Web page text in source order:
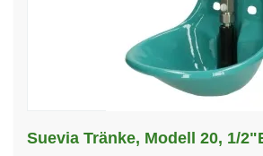
Suevia Tränke, Modell 20, 1/